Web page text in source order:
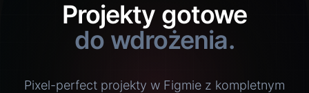
Projekty gotowe
do wdrożenia.
Pixel-perfect projekty w Figmie z kompletnym